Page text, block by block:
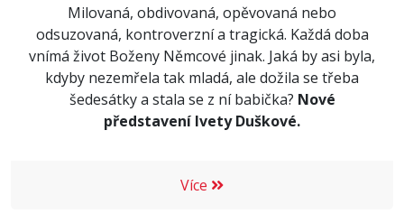
Milovaná, obdivovaná, opěvovaná nebo
odsuzovaná, kontroverzní a tragická. Každá doba
vnímá život Boženy Němcové jinak. Jaká by asi byla,
kdyby nezemřela tak mladá, ale dožila se třeba
šedesátky a stala se z ní babička? Nové
představení Ivety Duškové.
Více